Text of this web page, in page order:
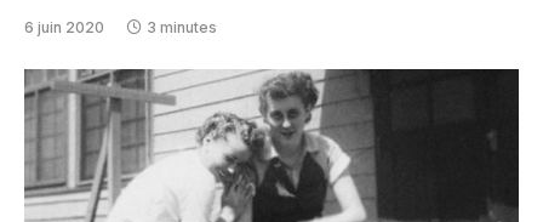
6 juin 2020 3 minutes